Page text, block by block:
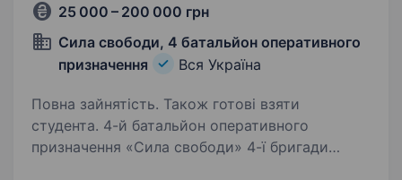
25 000 – 200 000 грн
Сила свободи, 4 батальйон оперативного
призначення
Вся Україна
Повна зайнятість. Також готові взяти
студента. 4-й батальйон оперативного
призначення «Сила свободи» 4-ї бригади